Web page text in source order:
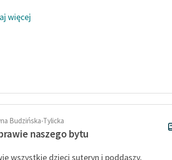
więcej
Budzińska-Tylicka
naszego bytu
wszystkie dzieci suteryn i poddaszy,